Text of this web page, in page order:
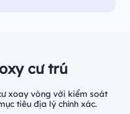
cư trú
xoay vòng với kiểm soát
tiêu địa lý chính xác.